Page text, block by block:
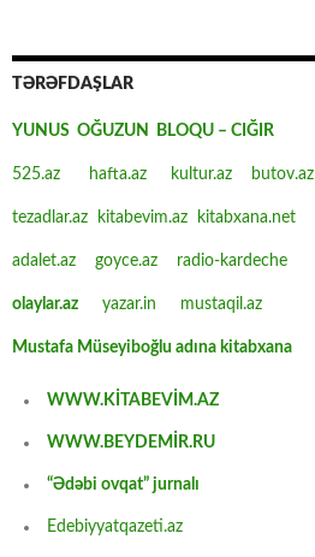
TƏRƏFDAŞLAR
YUNUS OĞUZUN BLOQU – CIĞIR
525.az hafta.az kultur.az butov.az
tezadlar.az kitabevim.az kitabxana.net
adalet.az goyce.az radio-kardeche
olaylar.az yazar.in mustaqil.az
Mustafa Müseyiboğlu adına kitabxana
WWW.KİTABEVİM.AZ
WWW.BEYDEMİR.RU
“Ədəbi ovqat” jurnalı
Edebiyyatqazeti.az